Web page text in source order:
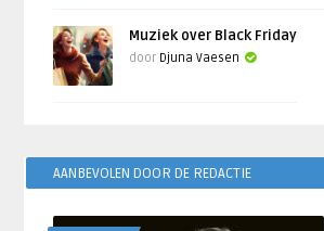
Muziek over Black Friday
door Djuna Vaesen
AANBEVOLEN DOOR DE REDACTIE